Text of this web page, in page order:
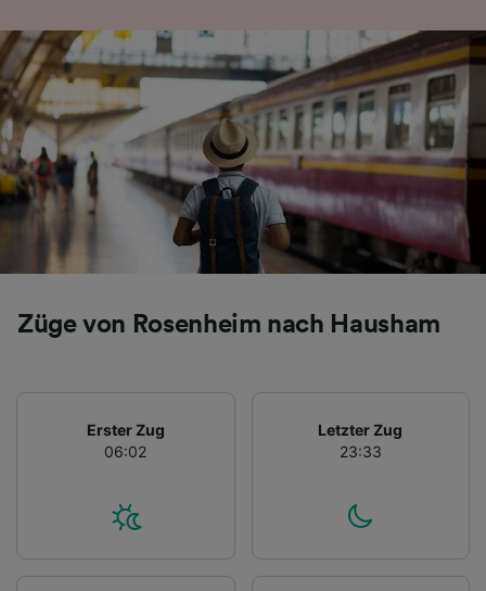
Züge von Rosenheim nach Hausham
Erster Zug
06:02
Letzter Zug
23:33
Verwendung genauer Standortdaten.
Endgeräteeigenschaften zur Identifikation
aktiv abfragen. Speichern von oder Zugriff auf
Informationen auf einem Endgerät.
Personalisierte Werbung und Inhalte, Messung
von Werbeleistung und der Performance von
Inhalten, Zielgruppenforschung sowie
Entwicklung und Verbesserung von
Angeboten.
Liste der Partner (Lieferanten)